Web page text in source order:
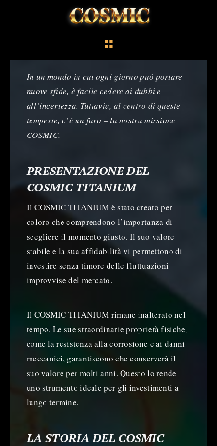
In un mondo in cui ogni giorno può portare
nuove sfide, è facile cedere ai dubbi e
all’incertezza. Tuttavia, al centro di queste
tempeste, c’è un faro – la nostra missione
COSMIC.
PRESENTAZIONE DEL
COSMIC TITANIUM
Il COSMIC TITANIUM è stato creato per
coloro che comprendono l’importanza di
scegliere il momento giusto. Il suo valore
stabile e la sua affidabilità vi permettono di
investire senza timore delle fluttuazioni
improvvise del mercato.
Il COSMIC TITANIUM rimane inalterato nel
tempo. Le sue straordinarie proprietà fisiche,
come la resistenza alla corrosione e ai danni
meccanici, garantiscono che conserverà il
suo valore per molti anni. Questo lo rende
uno strumento ideale per gli investimenti a
lungo termine.
LA STORIA DEL COSMIC